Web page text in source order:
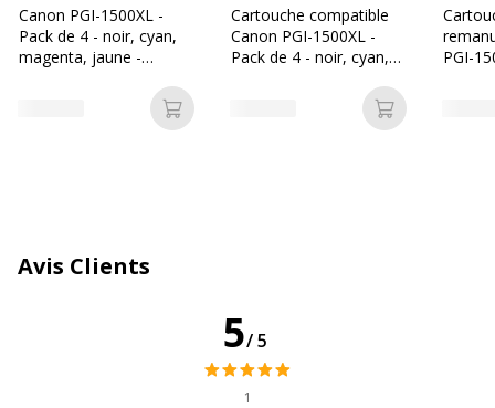
Catégorie d'accessoire
Consommables
d'impression
Données d'identification
Canon PGI-1500XL -
Pack de 4 - noir, cyan,
magenta, jaune -
Ajouter au panier
Cartouche compatible
Canon PGI-1500XL -
Pack de 4 - noir, cyan,
Ajouter au
PGI-
Avis Clients
5/5
1